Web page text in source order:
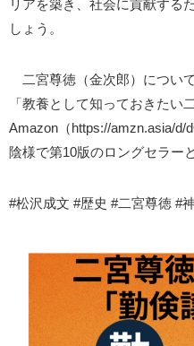
リアを築き、社会に貢献する
しょう。
二宮尊徳（金次郎）につい
「教養として知っておきたい
Amazon（https://amzn.asia/d/
陰様で第10版のロングセラー
#松沢成文 #歴史 #二宮尊徳 #